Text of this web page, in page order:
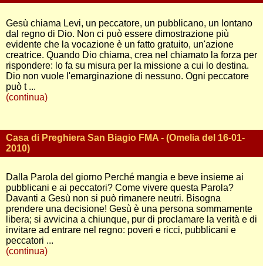
Gesù chiama Levi, un peccatore, un pubblicano, un lontano
dal regno di Dio. Non ci può essere dimostrazione più
evidente che la vocazione è un fatto gratuito, un'azione
creatrice. Quando Dio chiama, crea nel chiamato la forza per
rispondere: lo fa su misura per la missione a cui lo destina.
Dio non vuole l'emarginazione di nessuno. Ogni peccatore
può t ...
(continua)
Casa di Preghiera San Biagio FMA - (Omelia del 16-01-
2010)
Dalla Parola del giorno Perché mangia e beve insieme ai
pubblicani e ai peccatori? Come vivere questa Parola?
Davanti a Gesù non si può rimanere neutri. Bisogna
prendere una decisione! Gesù è una persona sommamente
libera; si avvicina a chiunque, pur di proclamare la verità e di
invitare ad entrare nel regno: poveri e ricci, pubblicani e
peccatori ...
(continua)